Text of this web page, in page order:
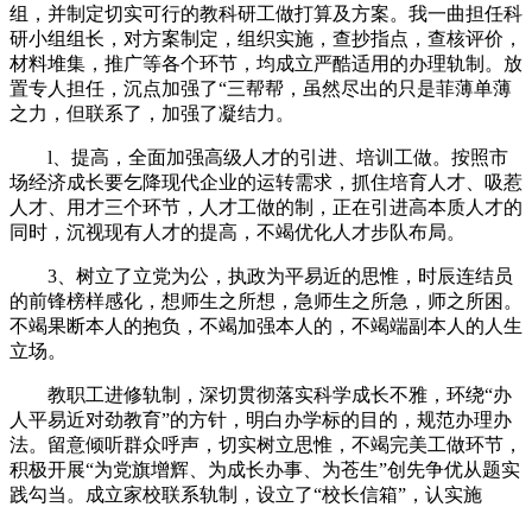
组，并制定切实可行的教科研工做打算及方案。我一曲担任科
研小组组长，对方案制定，组织实施，查抄指点，查核评价，
材料堆集，推广等各个环节，均成立严酷适用的办理轨制。放
置专人担任，沉点加强了“三帮帮，虽然尽出的只是菲薄单薄
之力，但联系了，加强了凝结力。
l、提高，全面加强高级人才的引进、培训工做。按照市
场经济成长要乞降现代企业的运转需求，抓住培育人才、吸惹
人才、用才三个环节，人才工做的制，正在引进高本质人才的
同时，沉视现有人才的提高，不竭优化人才步队布局。
3、树立了立党为公，执政为平易近的思惟，时辰连结员
的前锋榜样感化，想师生之所想，急师生之所急，师之所困。
不竭果断本人的抱负，不竭加强本人的，不竭端副本人的人生
立场。
教职工进修轨制，深切贯彻落实科学成长不雅，环绕“办
人平易近对劲教育”的方针，明白办学标的目的，规范办理办
法。留意倾听群众呼声，切实树立思惟，不竭完美工做环节，
积极开展“为党旗增辉、为成长办事、为苍生”创先争优从题实
践勾当。成立家校联系轨制，设立了“校长信箱”，认实施